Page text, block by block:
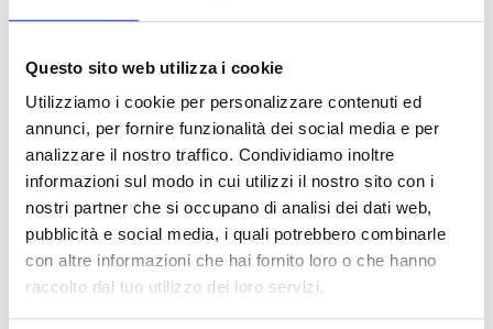
Questo sito web utilizza i cookie
Utilizziamo i cookie per personalizzare contenuti ed
annunci, per fornire funzionalità dei social media e per
analizzare il nostro traffico. Condividiamo inoltre
informazioni sul modo in cui utilizzi il nostro sito con i
nostri partner che si occupano di analisi dei dati web,
pubblicità e social media, i quali potrebbero combinarle
con altre informazioni che hai fornito loro o che hanno
raccolto dal tuo utilizzo dei loro servizi.